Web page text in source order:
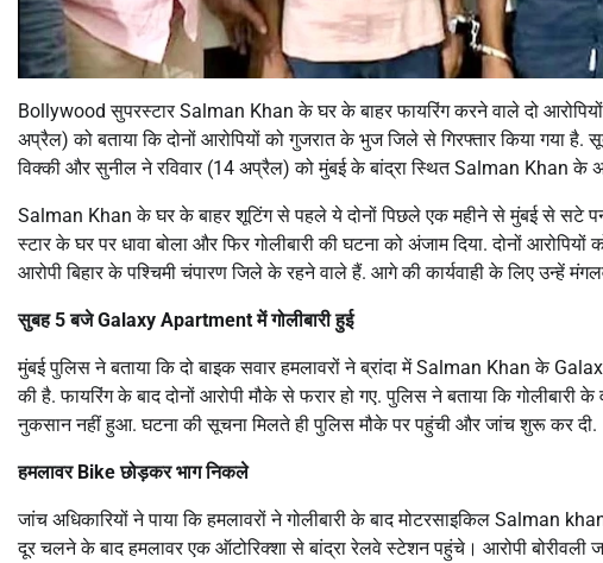
Bollywood सुपरस्टार Salman Khan के घर के बाहर फायरिंग करने वाले दो
अप्रैल) को बताया कि दोनों आरोपियों को गुजरात के भुज जिले से गिरफ्तार किया गया है.
विक्की और सुनील ने रविवार (14 अप्रैल) को मुंबई के बांद्रा स्थित Salman Khan के
Salman Khan के घर के बाहर शूटिंग से पहले ये दोनों पिछले एक महीने से मुंबई से सटे
स्टार के घर पर धावा बोला और फिर गोलीबारी की घटना को अंजाम दिया. दोनों
आरोपी बिहार के पश्चिमी चंपारण जिले के रहने वाले हैं. आगे की कार्यवाही के लिए उन्हें
सुबह 5 बजे Galaxy Apartment में गोलीबारी हुई
मुंबई पुलिस ने बताया कि दो बाइक सवार हमलावरों ने ब्रांदा में Salman Khan के
की है. फायरिंग के बाद दोनों आरोपी मौके से फरार हो गए. पुलिस ने बताया कि
नुकसान नहीं हुआ. घटना की सूचना मिलते ही पुलिस मौके पर पहुंची और जांच शुरू कर दी.
हमलावर Bike छोड़कर भाग निकले
जांच अधिकारियों ने पाया कि हमलावरों ने गोलीबारी के बाद मोटरसाइकिल Salman
दूर चलने के बाद हमलावर एक ऑटोरिक्शा से बांद्रा रेलवे स्टेशन पहुंचे। आरोपी